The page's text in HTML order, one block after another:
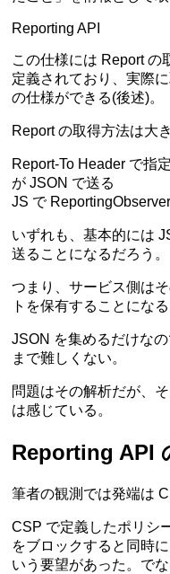
Reporting API
この仕様には Report の
定義されており、実際
の仕様ができる(後述)。
Report の取得方法は大
Report-To Header で指
が JSON で送る
JS で
いずれも、基本的には
送ることになるだろう。
つまり、サービス側は
トを保有することになる
JSON を集めるだけな
まで難しくない。
問題はその解析だが、
は感じている。
Reporting API
筆者の観測では発端は
CSP で定義したポリシ
をブロックすると同時
いう要望があった。で